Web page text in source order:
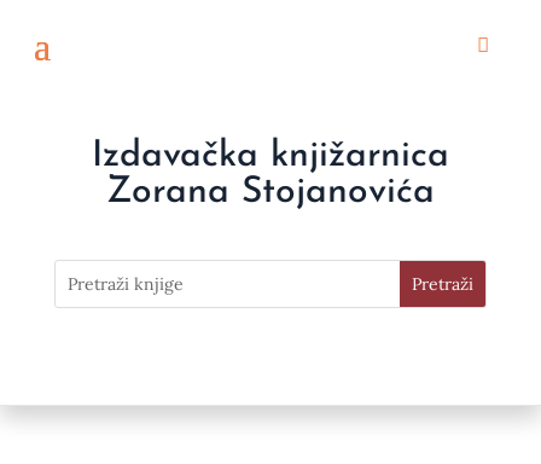
Izdavačka knjižarnica
Zorana Stojanovića